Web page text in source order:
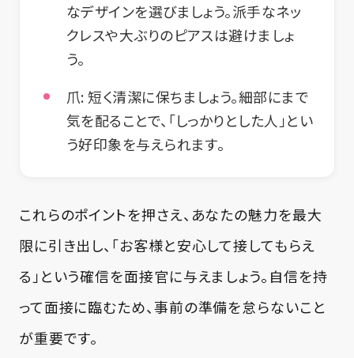
なデザインを選びましょう。派手なネッ
クレスや大ぶりのピアスは避けましょ
う。
爪:短く清潔に保ちましょう。細部にまで
気を配ることで、「しっかりとした人」とい
う好印象を与えられます。
これらのポイントを押さえ、あなたの魅力を最大
限に引き出し、「お客様と安心して接してもらえ
る」という確信を面接官に与えましょう。自信を持
って面接に臨むため、事前の準備を怠らないこと
が重要です。